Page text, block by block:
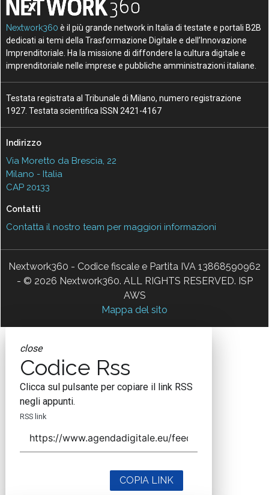
Nextwork360 è il più grande network in Italia di testate e portali B2B
dedicati ai temi della Trasformazione Digitale e dell’Innovazione
Imprenditoriale. Ha la missione di diffondere la cultura digitale e
imprenditoriale nelle imprese e pubbliche amministrazioni italiane.
Testata registrata al Tribunale di Milano, numero registrazione
1927. Testata scientifica ISSN 2421-4167
Indirizzo
Via Moretto da Brescia, 22
Milano - Italia
CAP 20133
Contatti
Contatta il nostro team per maggiori informazioni
Nextwork360 - Codice fiscale e Partita IVA 13868590962
- © 2026 Nextwork360. ALL RIGHTS RESERVED. ISP
AWS
Mappa del sito
close
Codice Rss
Clicca sul pulsante per copiare il link RSS
negli appunti.
RSS link
COPIA LINK